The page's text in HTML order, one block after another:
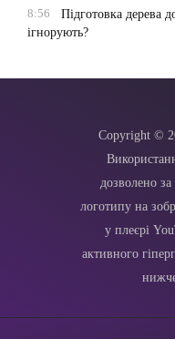
8:56
Підготовка дерева
ігнорують?
Copyright ©
дозволено
логотипу на
у плеєрі
активного